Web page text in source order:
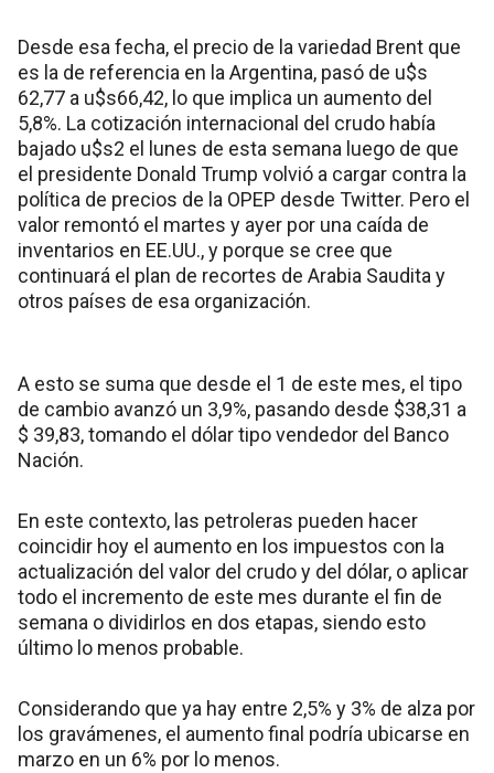
Desde esa fecha, el precio de la variedad Brent que
es la de referencia en la Argentina, pasó de u$s
62,77 a u$s66,42, lo que implica un aumento del
5,8%. La cotización internacional del crudo había
bajado u$s2 el lunes de esta semana luego de que
el presidente Donald Trump volvió a cargar contra la
política de precios de la OPEP desde Twitter. Pero el
valor remontó el martes y ayer por una caída de
inventarios en EE.UU., y porque se cree que
continuará el plan de recortes de Arabia Saudita y
otros países de esa organización.
A esto se suma que desde el 1 de este mes, el tipo
de cambio avanzó un 3,9%, pasando desde $38,31 a
$ 39,83, tomando el dólar tipo vendedor del Banco
Nación.
En este contexto, las petroleras pueden hacer
coincidir hoy el aumento en los impuestos con la
actualización del valor del crudo y del dólar, o aplicar
todo el incremento de este mes durante el fin de
semana o dividirlos en dos etapas, siendo esto
último lo menos probable.
Considerando que ya hay entre 2,5% y 3% de alza por
los gravámenes, el aumento final podría ubicarse en
marzo en un 6% por lo menos.